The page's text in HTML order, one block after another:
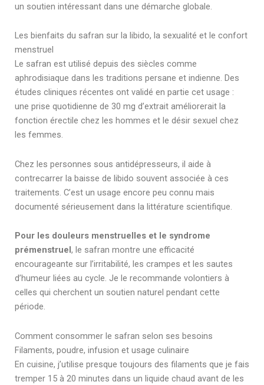
un soutien intéressant dans une démarche globale.
Les bienfaits du safran sur la libido, la sexualité et le confort
menstruel
Le safran est utilisé depuis des siècles comme
aphrodisiaque dans les traditions persane et indienne. Des
études cliniques récentes ont validé en partie cet usage :
une prise quotidienne de 30 mg d’extrait améliorerait la
fonction érectile chez les hommes et le désir sexuel chez
les femmes.
Chez les personnes sous antidépresseurs, il aide à
contrecarrer la baisse de libido souvent associée à ces
traitements. C’est un usage encore peu connu mais
documenté sérieusement dans la littérature scientifique.
Pour les douleurs menstruelles et le syndrome
prémenstruel, le safran montre une efficacité
encourageante sur l’irritabilité, les crampes et les sautes
d’humeur liées au cycle. Je le recommande volontiers à
celles qui cherchent un soutien naturel pendant cette
période.
Comment consommer le safran selon ses besoins
Filaments, poudre, infusion et usage culinaire
En cuisine, j’utilise presque toujours des filaments que je fais
tremper 15 à 20 minutes dans un liquide chaud avant de les